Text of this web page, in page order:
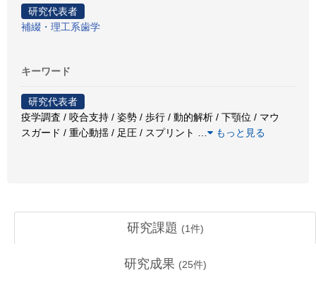
研究代表者
補綴・理工系歯学
キーワード
研究代表者
疫学調査 / 咬合支持 / 姿勢 / 歩行 / 動的解析 / 下顎位 / マウ
スガード / 重心動揺 / 足圧 / スプリント
もっと見る
研究課題 (1件)
研究成果 (25件)